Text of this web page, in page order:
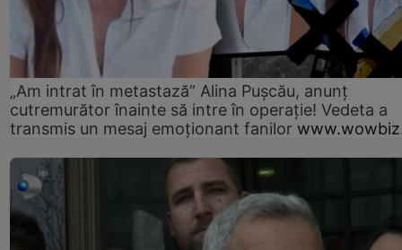
„Am intrat în metastază” Alina Pușcău, anunț
cutremurător înainte să intre în operație! Vedeta a
transmis un mesaj emoționant fanilor